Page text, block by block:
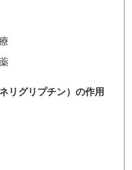
リグリプチン）の作用